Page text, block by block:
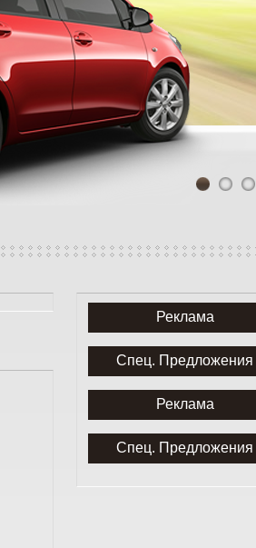
1 2 3
Реклама
Спец. Предложения
Реклама
Спец. Предложения